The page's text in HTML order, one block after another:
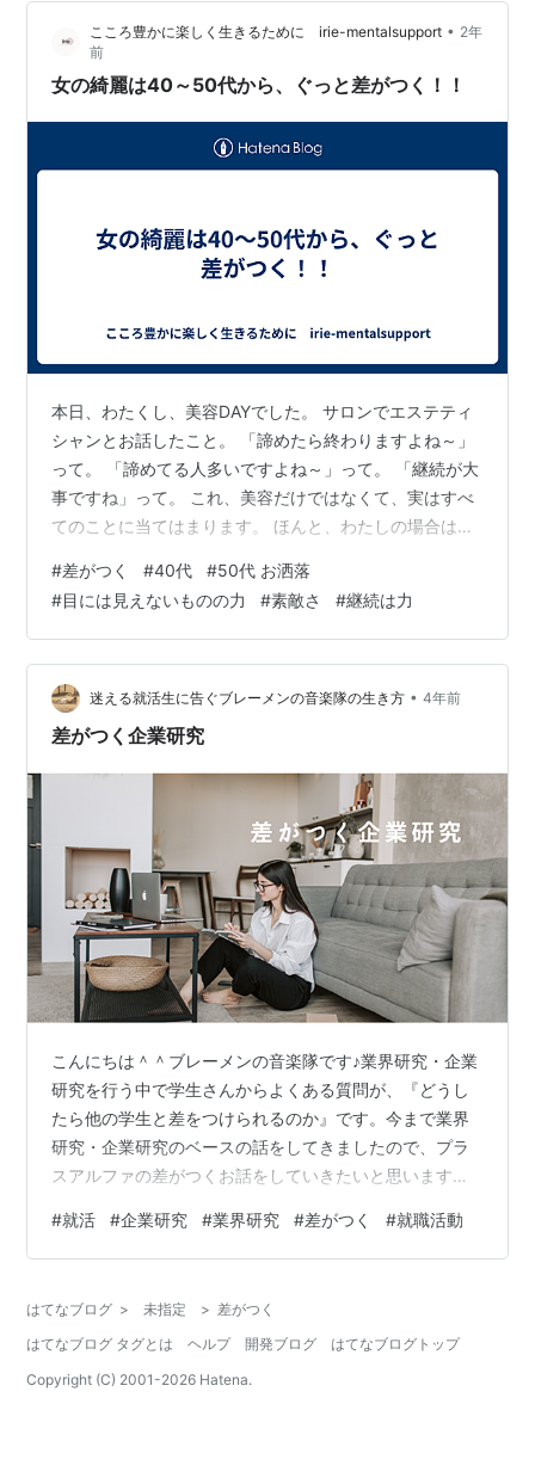
こころ豊かに楽しく生きるために irie-mentalsupport • 2年
前
女の綺麗は40～50代から、ぐっと差がつく！！
本日、わたくし、美容DAYでした。 サロンでエステティ
シャンとお話したこと。 「諦めたら終わりますよね～」
って。 「諦めてる人多いですよね～」って。 「継続が大
事ですね」って。 これ、美容だけではなくて、実はすべ
てのことに当てはまります。 ほんと、わたしの場合は美
い】ただそれだけなんですけど。 同じ生きるなら楽し
く、気分良く、生きたい、という、自分の価値観なんで
すよね。 女性は40～50代になると、急激に身体の変化
がありますね。 俗にいう「更年期」と呼ばれる期間です
が、結婚して家庭を持ち、お子さんがいらっしゃる方な
どは、ちょうどお子さんの進学の時…
#差がつく #40代 #50代 お洒落
#目には見えないものの力 #素敵さ #継続は力
迷える就活生に告ぐブレーメンの音楽隊の生き方 • 4年前
差がつく企業研究
こんにちは＾＾ブレーメンの音楽隊です♪業界研究・企業
研究を行う中で学生さんからよくある質問が、『どうし
たら他の学生と差をつけられるのか』です。今まで業界
研究・企業研究のベースの話をしてきましたので、プラ
スアルファの差がつくお話をしていきたいと思います。
比率を見る 【企業研究】ホームページで見るべき6つの
ポイントでも触れましたが、売上構成比率を見ること
す。業績やIR情報に掲載されていることが多いので、是
非見てみてください。有名企業でもAという商品に力を一
番入れていると思ったら、実はBという商品の売…
#就活 #企業研究 #業界研究 #差がつく #就職活動
はてなブログ > 未指定 > 差がつく
はてなブログ タグとは
ヘルプ 開発ブログ
はてなブログトップ
Copyright (C) 2001-2026 Hatena.